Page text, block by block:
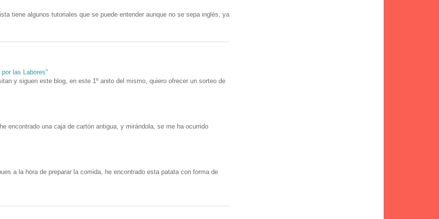
tiene algunos tutoriales que se puede entender aunque no se sepa inglés, ya
las Labores"
y siguen este blog, en este 1º anito del mismo, quiero ofrecer un sorteo de
encontrado una caja de cartón antigua, y mirándola, se me ha ocurrido
a la hora de preparar la comida, he encontrado esta patata con forma de